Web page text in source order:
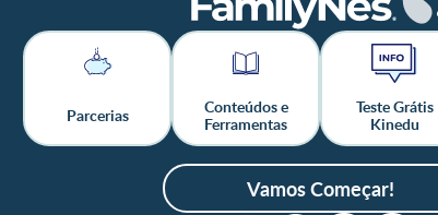
Parcerias
Conteúdos e
Ferramentas
Teste Grátis
Kinedu
Vamos Começar!